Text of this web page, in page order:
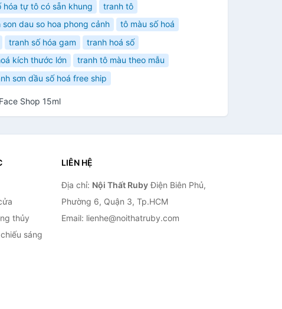
hóa tự tô có sẵn khung
tranh tô
son dau so hoa phong cảnh
tô màu số hoá
tranh số hóa gam
tranh hoá số
kích thước lớn
tranh tô màu theo mẫu
sơn dầu số hoá free ship
Shop 15ml
thủy
sáng
LIÊN HỆ
Địa chỉ: Nội Thất RubyĐiện Biên Phủ,
Phường 6, Quận 3, Tp.HCM
Email: lienhe@noithatruby.com